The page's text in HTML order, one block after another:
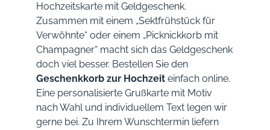
Hochzeitskarte mit Geldgeschenk.
Zusammen mit einem „Sektfrühstück für
Verwöhnte“ oder einem „Picknickkorb mit
Champagner“ macht sich das Geldgeschenk
doch viel besser. Bestellen Sie den
Geschenkkorb zur Hochzeit einfach online.
Eine personalisierte Grußkarte mit Motiv
nach Wahl und individuellem Text legen wir
gerne bei. Zu Ihrem Wunschtermin liefern